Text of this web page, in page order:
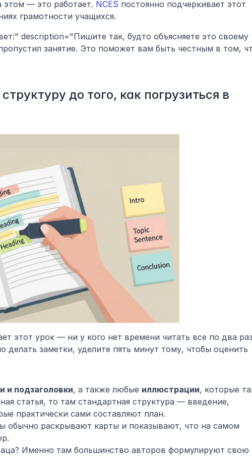
этом — это работает. NCES постоянно подчеркивает этот
грамотности учащихся.
description="Пишите так, будто объясняете это своему
занятие. Это поможет вам быть честным в том,
до того, как погрузиться в
этот урок — ни у кого нет времени читать все по два
делать заметки, уделите пять минут тому, чтобы оценить
и подзаголовки, а также любые иллюстрации, которые
статья, то там стандартная структура — введение,
практически сами составляют план.
обычно раскрывают карты и показывают, что на самом
Именно там большинство авторов формулируют свою